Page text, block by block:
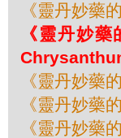
《靈丹妙藥
《靈丹妙
《靈丹妙藥
《靈丹妙藥
《靈丹妙藥